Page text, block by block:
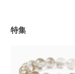
特集